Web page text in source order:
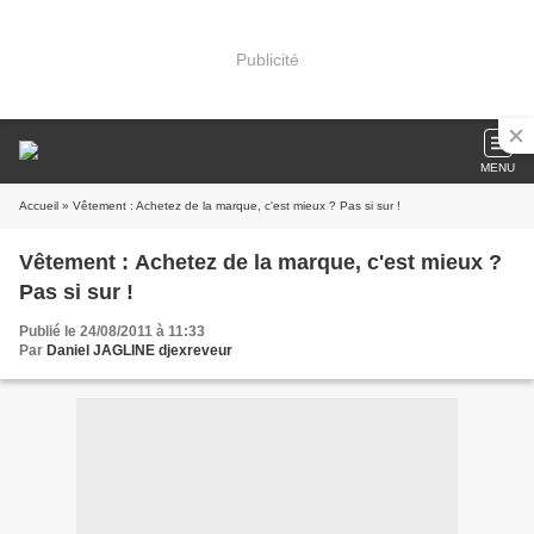
Publicité
MENU
Accueil » Vêtement : Achetez de la marque, c'est mieux ? Pas si sur !
Vêtement : Achetez de la marque, c'est mieux ?
Pas si sur !
Publié le 24/08/2011 à 11:33
Par Daniel JAGLINE djexreveur